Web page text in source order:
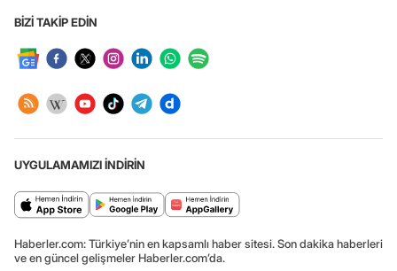
BİZİ TAKİP EDİN
UYGULAMAMIZI İNDİRİN
Haberler.com: Türkiye’nin en kapsamlı haber sitesi. Son dakika haberleri
ve en güncel gelişmeler Haberler.com’da.